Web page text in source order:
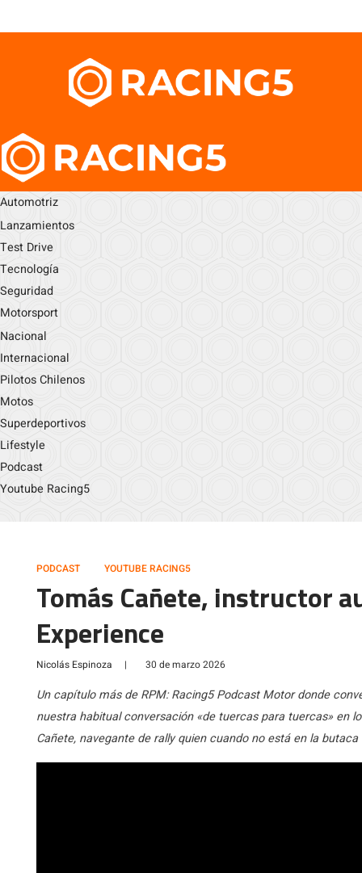
Automotriz
Lanzamientos
Test Drive
Tecnología
Seguridad
Motorsport
Nacional
Internacional
Pilotos Chilenos
Motos
Superdeportivos
Lifestyle
Podcast
Youtube Racing5
PODCAST YOUTUBE RACING5
Tomás Cañete, instructor
Experience
Nicolás Espinoza | 30 de marzo 2026
Un capítulo más de RPM: Racing5 Podcast Motor donde
nuestra habitual conversación «de tuercas para tuercas» en
Cañete, navegante de rally quien cuando no está en la